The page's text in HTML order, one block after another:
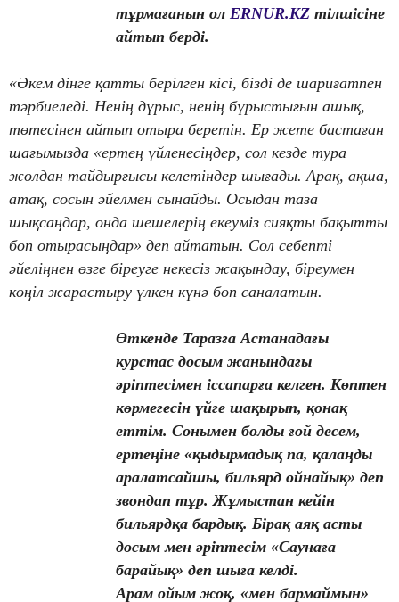
тұрмағанын ол ERNUR.KZ тілшісіне
айтып берді.
«Әкем дінге қатты берілген кісі, бізді де шариғатпен
тәрбиеледі. Ненің дұрыс, ненің бұрыстығын ашық,
төтесінен айтып отыра беретін. Ер жете бастаған
шағымызда «ертең үйленесіңдер, сол кезде тура
жолдан тайдырғысы келетіндер шығады. Арақ, ақша,
атақ, сосын әйелмен сынайды. Осыдан таза
шықсаңдар, онда шешелерің екеуміз сияқты бақытты
боп отырасыңдар» деп айтатын. Сол себепті
әйеліңнен өзге біреуге некесіз жақындау, біреумен
көңіл жарастыру үлкен күнә боп саналатын.
Өткенде Таразға Астанадағы
курстас досым жанындағы
әріптесімен іссапарға келген. Көптен
көрмегесін үйге шақырып, қонақ
еттім. Сонымен болды ғой десем,
ертеңіне «қыдырмадық па, қалаңды
аралатсайшы, бильярд ойнайық» деп
звондап тұр. Жұмыстан кейін
бильярдқа бардық. Бірақ аяқ асты
досым мен әріптесім «Саунаға
барайық» деп шыға келді.
Арам ойым жоқ, «мен бармаймын»